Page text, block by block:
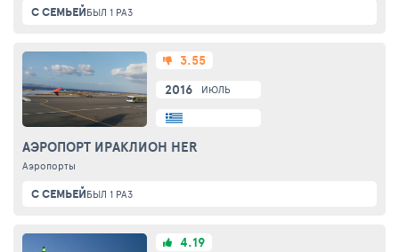
С СЕМЬЕЙБЫЛ 1 РАЗ
2016 ИЮЛЬ
АЭРОПОРТ ИРАКЛИОН HER
Аэропорты
3.55
С СЕМЬЕЙБЫЛ 1 РАЗ
4.19